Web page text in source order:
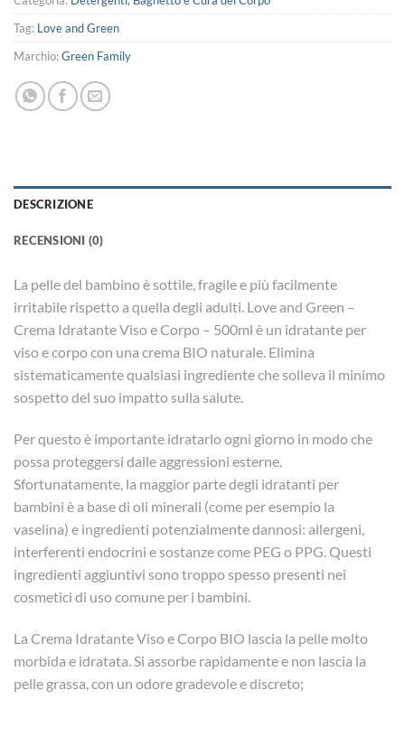
Tag: Love and Green
Marchio:Green Family
DESCRIZIONE
RECENSIONI (0)
La pelle del bambino è sottile, fragile e più facilmente
irritabile rispetto a quella degli adulti. Love and Green –
Crema Idratante Viso e Corpo – 500ml è un idratante per
viso e corpo con una crema BIO naturale. Elimina
sistematicamente qualsiasi ingrediente che solleva il minimo
sospetto del suo impatto sulla salute.
Per questo è importante idratarlo ogni giorno in modo che
possa proteggersi dalle aggressioni esterne.
Sfortunatamente, la maggior parte degli idratanti per
bambini è a base di oli minerali (come per esempio la
vaselina) e ingredienti potenzialmente dannosi: allergeni,
interferenti endocrini e sostanze come PEG o PPG. Questi
ingredienti aggiuntivi sono troppo spesso presenti nei
cosmetici di uso comune per i bambini.
La Crema Idratante Viso e Corpo BIO lascia la pelle molto
morbida e idratata. Si assorbe rapidamente e non lascia la
pelle grassa, con un odore gradevole e discreto;